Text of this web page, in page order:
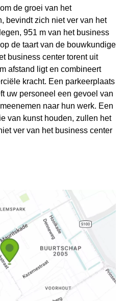
de groei van het
bevindt zich niet ver van het
951 m van het business
de taart van de bouwkundige
business center torent uit
afstand ligt en combineert
kracht. Een parkeerplaats
uw personeel een gevoel van
naar hun werk. Een
van kunst houden, zullen het
ver van het business center